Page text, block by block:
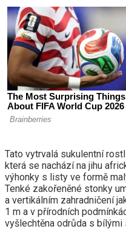
Tato vytrvalá sukulentní
která se nachází na jihu
výhonky s listy ve formě
Tenké zakořeněné stonky
a vertikálním zahradničení
1 m a v přírodních
vyšlechtěna odrůda s bílými